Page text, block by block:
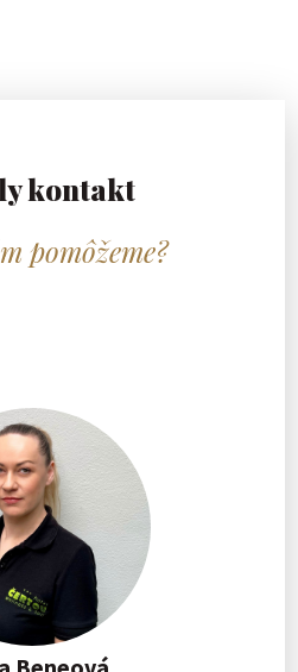
kontakt
pomôžeme?